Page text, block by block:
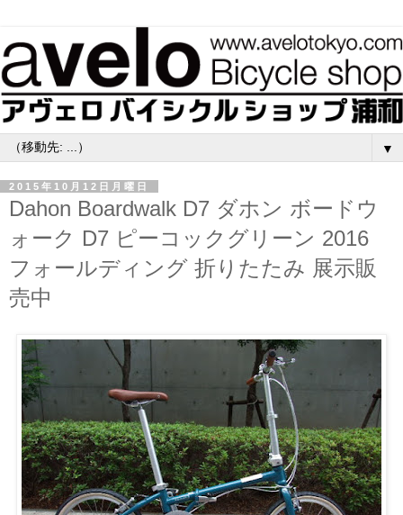
▼
2015年10月12日月曜日
Dahon Boardwalk D7 ダホン ボードウ
ォーク D7 ピーコックグリーン 2016
フォールディング 折りたたみ 展示販
売中